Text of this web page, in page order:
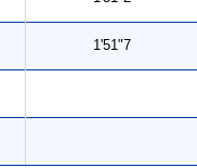
1'51"7